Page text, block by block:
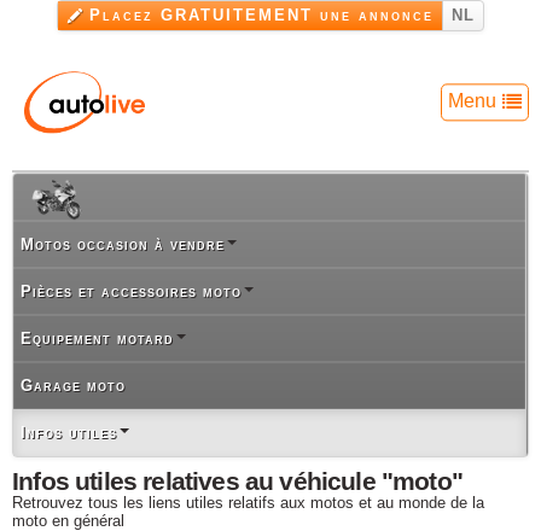
Aller au
contenu
principal
Placez GRATUITEMENT une annonce NL
Menu
Motos occasion à vendre
Pièces et accessoires moto
Equipement motard
Garage moto
Infos utiles
Infos utiles relatives au véhicule "moto"
Retrouvez tous les liens utiles relatifs aux motos et au monde de la
moto en général